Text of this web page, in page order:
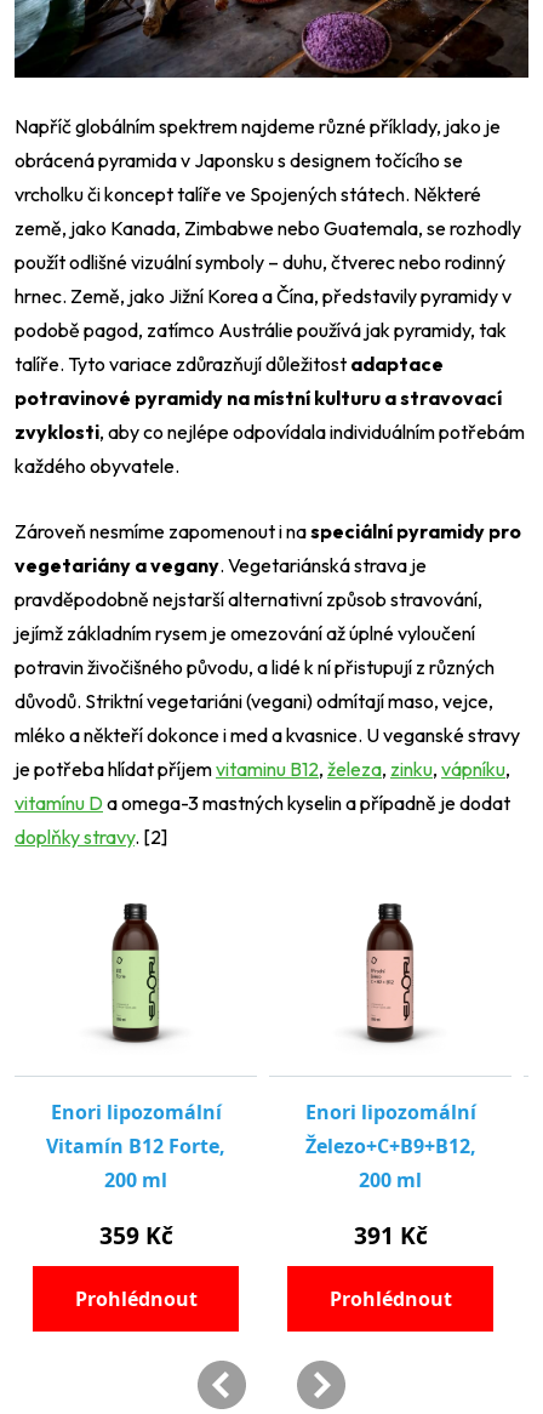
Napříč globálním spektrem najdeme různé příklady, jako je
obrácená pyramida v Japonsku s designem točícího se
vrcholku či koncept talíře ve Spojených státech. Některé
země, jako Kanada, Zimbabwe nebo Guatemala, se rozhodly
použít odlišné vizuální symboly –⁠ duhu, čtverec nebo rodinný
hrnec. Země, jako Jižní Korea a Čína, představily pyramidy v
podobě pagod, zatímco Austrálie používá jak pyramidy, tak
talíře. Tyto variace zdůrazňují důležitost adaptace
potravinové pyramidy na místní kulturu a stravovací
zvyklosti, aby co nejlépe odpovídala individuálním potřebám
každého obyvatele.
Zároveň nesmíme zapomenout i naspeciální pyramidy pro
vegetariány a vegany. Vegetariánská strava je
pravděpodobně nejstarší alternativní způsob stravování,
jejímž základním rysem je omezování až úplné vyloučení
potravin živočišného původu, a lidé k ní přistupují z různých
důvodů. Striktní vegetariáni (vegani) odmítají maso, vejce,
mléko a někteří dokonce i med a kvasnice. U veganské stravy
je potřeba hlídat příjemvitaminu B12, železa, zinku, vápníku,
vitamínu Da omega-3 mastných kyselin a případně je dodat
doplňky stravy. [2]